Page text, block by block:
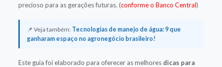
precioso para as gerações futuras. (conforme o Banco Central)
📌 Veja também: Tecnologias de manejo de água: 9 que
ganharam espaço no agronegócio brasileiro!
Este guia foi elaborado para oferecer as melhores dicas para